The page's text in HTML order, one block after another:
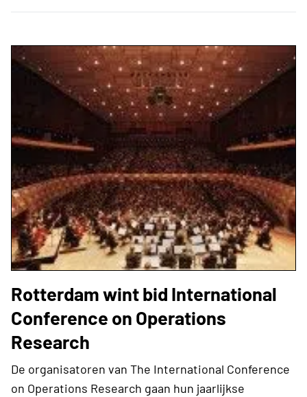
Rotterdam wint bid International
Conference on Operations
Research
De organisatoren van The International Conference
on Operations Research gaan hun jaarlijkse